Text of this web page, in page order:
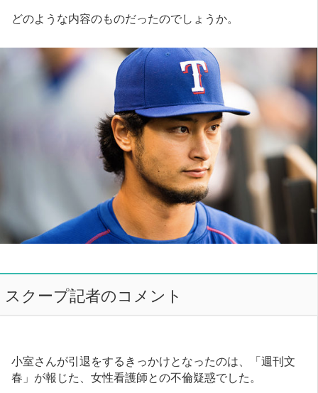
どのような内容のものだったのでしょうか。
スクープ記者のコメント
小室さんが引退をするきっかけとなったのは、「週刊文
春」が報じた、女性看護師との不倫疑惑でした。